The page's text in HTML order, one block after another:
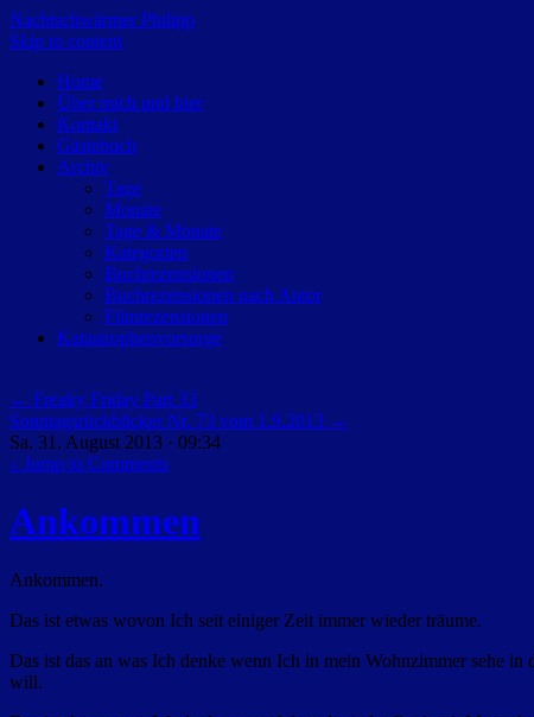
Nachtschwärmer Philipp
Skip to content
Home
Über mich und hier
Kontakt
Gästebuch
Archiv
Tage
Monate
Tage & Monate
Kategorien
Buchrezensionen
Buchrezensionen nach Autor
Filmrezensionen
Katastrophenvorsorge
← Freaky Friday Part 33
Sonntagsrückblicker Nr. 73 vom 1.9.2013 →
Sa. 31. August 2013 · 09:34
↓ Jump to Comments
Ankommen
Ankommen.
Das ist etwas wovon Ich seit einiger Zeit immer wieder träume.
Das ist das an was Ich denke wenn Ich in mein Wohnzimmer sehe
will.